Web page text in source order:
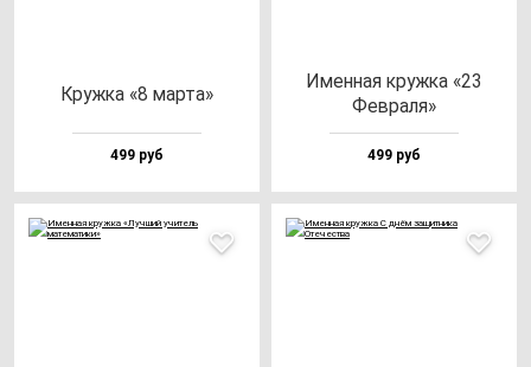
Круж­ка «8 мар­та»
499 руб
Имен­ная круж­ка «23
Фев­ра­ля»
499 руб